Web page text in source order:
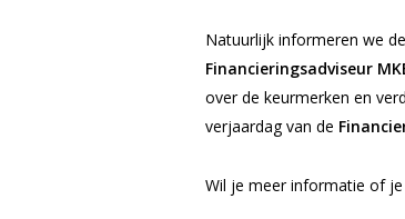
Natuurlijk informeren we
Financieringsadviseur
over de keurmerken en
verjaardag van de
Wil je meer informatie of je